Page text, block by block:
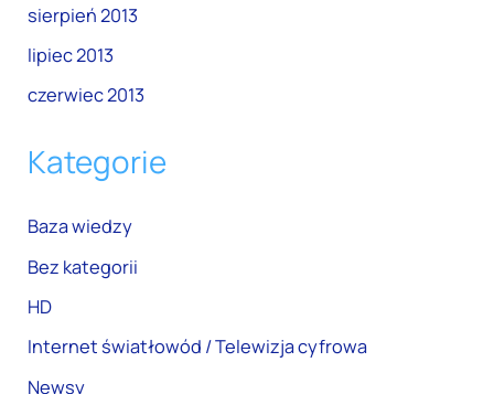
sierpień 2013
lipiec 2013
czerwiec 2013
Kategorie
Baza wiedzy
Bez kategorii
HD
Internet światłowód / Telewizja cyfrowa
Newsy